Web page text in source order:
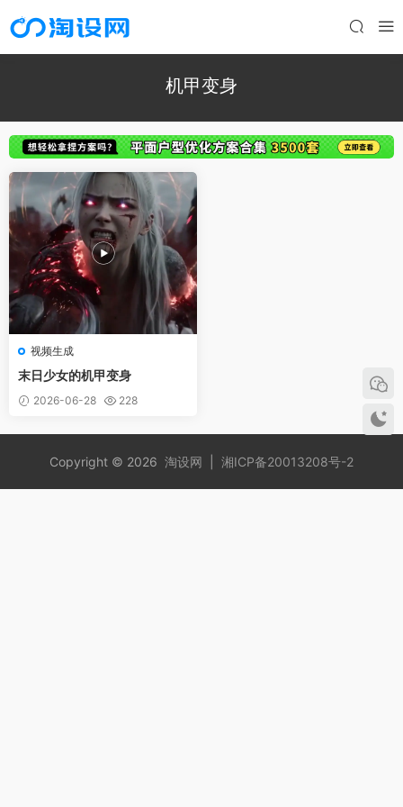
机甲变身
视频生成
末日少女的机甲变身
2026-06-28 228
Copyright © 2026 淘设网 湘ICP备20013208号-2